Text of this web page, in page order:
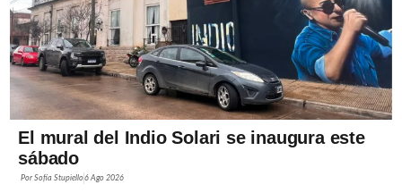
El mural del Indio Solari se inaugura este
sábado
PorSofía Stupiello6 Ago 2026